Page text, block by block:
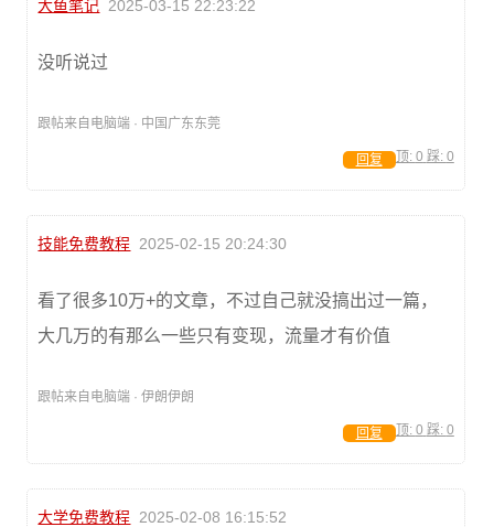
大鱼笔记 2025-03-15 22:23:22
没听说过
跟帖来自电脑端 · 中国广东东莞
顶: 0 踩: 0
回复
技能免费教程 2025-02-15 20:24:30
看了很多10万+的文章，不过自己就没搞出过一篇，
大几万的有那么一些只有变现，流量才有价值
跟帖来自电脑端 · 伊朗伊朗
顶: 0 踩: 0
回复
大学免费教程 2025-02-08 16:15:52